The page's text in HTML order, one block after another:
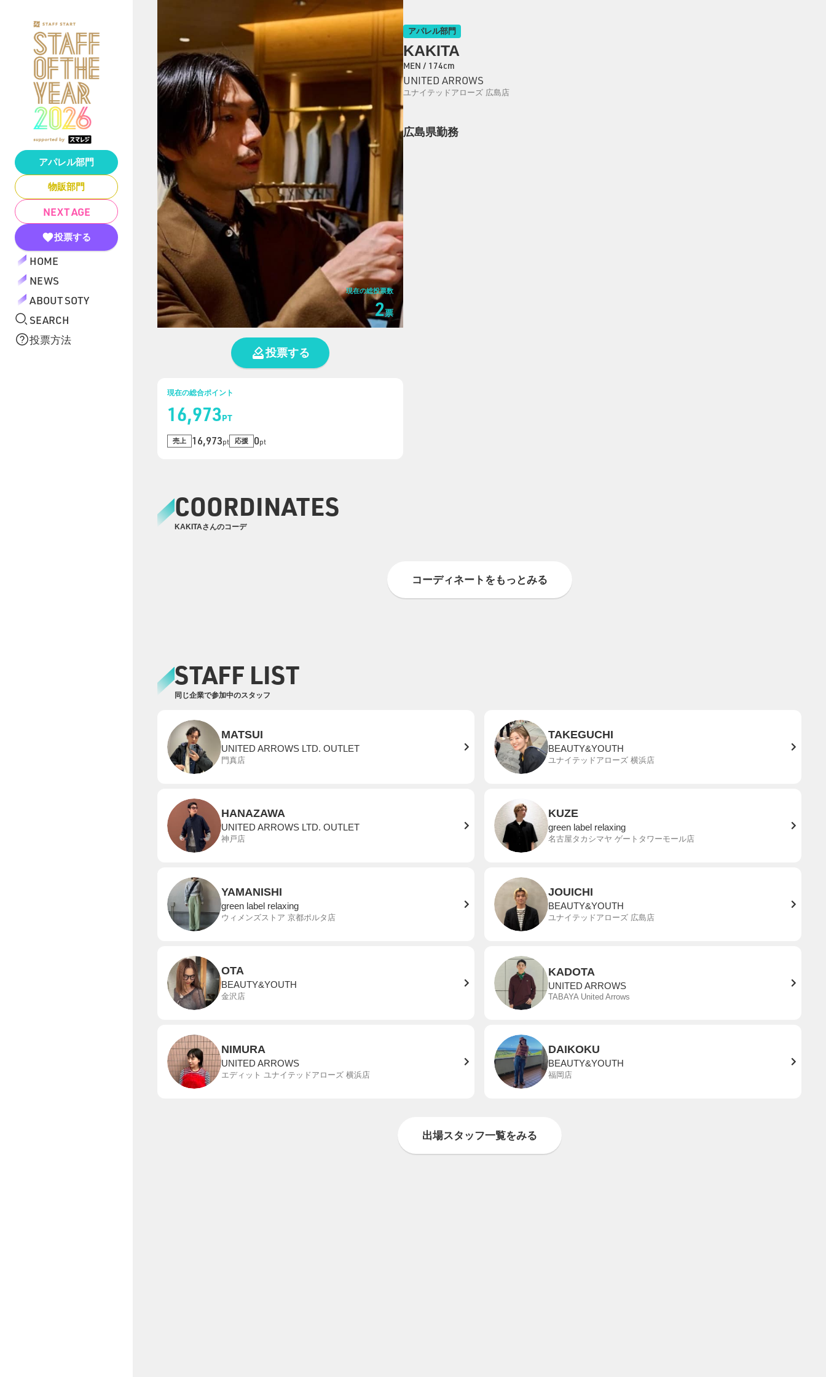
アパレル部門
物販部門
NEXT AGE
投票する
HOME
NEWS
ABOUT SOTY
SEARCH
投票方法
現在の総投票数
2票
投票する
現在の総合ポイント
16,973PT
売上 16,973pt 応援 0pt
アパレル部門
KAKITA
MEN / 174cm
UNITED ARROWS
ユナイテッドアローズ 広島店
広島県勤務
COORDINATES
KAKITAさんのコーデ
コーディネートをもっとみる
STAFF LIST
同じ企業で参加中のスタッフ
MATSUI
UNITED ARROWS LTD. OUTLET
門真店
TAKEGUCHI
BEAUTY&YOUTH
ユナイテッドアローズ 横浜店
HANAZAWA
UNITED ARROWS LTD. OUTLET
神戸店
KUZE
green label relaxing
名古屋タカシマヤ ゲートタワーモール店
YAMANISHI
green label relaxing
ウィメンズストア 京都ポルタ店
JOUICHI
BEAUTY&YOUTH
ユナイテッドアローズ 広島店
OTA
BEAUTY&YOUTH
金沢店
KADOTA
UNITED ARROWS
TABAYA United Arrows
NIMURA
UNITED ARROWS
エディット ユナイテッドアローズ 横浜店
DAIKOKU
BEAUTY&YOUTH
福岡店
出場スタッフ一覧をみる